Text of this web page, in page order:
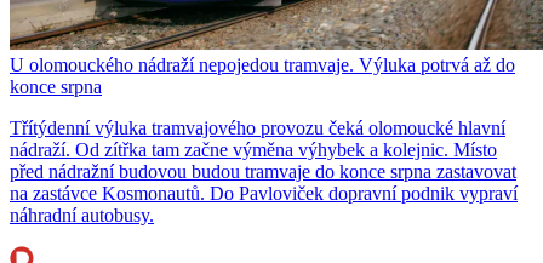
U olomouckého nádraží nepojedou tramvaje. Výluka potrvá až do
konce srpna
Třítýdenní výluka tramvajového provozu čeká olomoucké hlavní
nádraží. Od zítřka tam začne výměna výhybek a kolejnic. Místo
před nádražní budovou budou tramvaje do konce srpna zastavovat
na zastávce Kosmonautů. Do Pavloviček dopravní podnik vypraví
náhradní autobusy.